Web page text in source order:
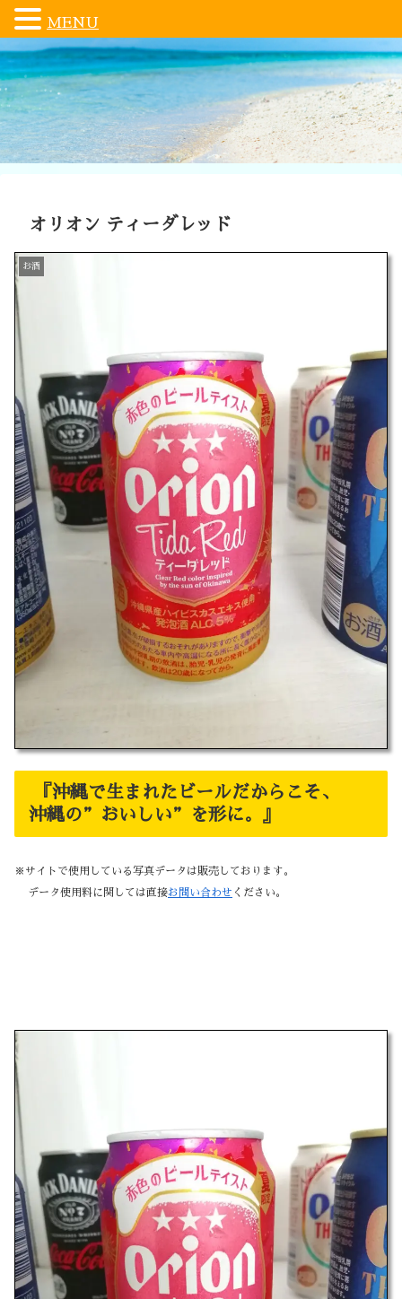
オリオン ティーダレッド
お酒
『沖縄で生まれたビールだからこそ、
沖縄の”おいしい”を形に。』
※サイトで使用している写真データは販売しております。
データ使用料に関しては直接お問い合わせ ください。
MENU